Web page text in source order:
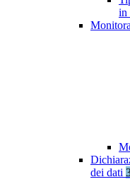
in
dei dati